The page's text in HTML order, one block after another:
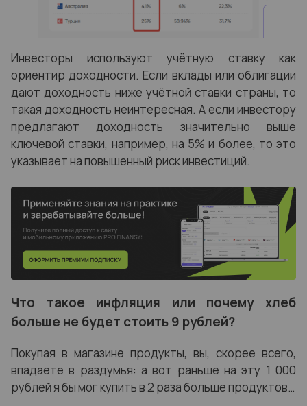
Инвесторы используют учётную ставку как
ориентир доходности. Если вклады или облигации
дают доходность ниже учётной ставки страны, то
такая доходность неинтересная. А если инвестору
предлагают доходность значительно выше
ключевой ставки, например, на 5% и более, то это
указывает на повышенный риск инвестиций.
Что такое инфляция или почему хлеб
больше не будет стоить 9 рублей?
Покупая в магазине продукты, вы, скорее всего,
впадаете в раздумья: а вот раньше на эту 1 000
рублей я бы мог купить в 2 раза больше продуктов…